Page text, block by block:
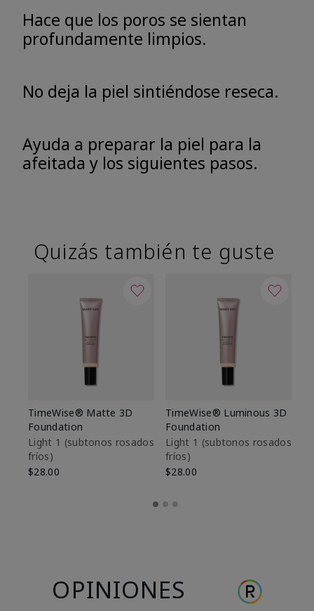
Hace que los poros se sientan
profundamente limpios.
No deja la piel sintiéndose reseca.
Ayuda a preparar la piel para la
afeitada y los siguientes pasos.
Quizás también te guste
TimeWise® Matte 3D
Foundation
Light 1​ (subtonos rosados
fríos)
$28.00
TimeWise® Luminous 3D
Foundation
Light 1​ (subtonos rosados
fríos)
$28.00
OPINIONES